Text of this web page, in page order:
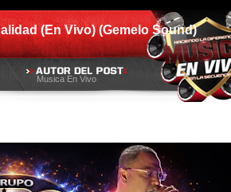
(En Vivo) (Gemelo Sound)
Musica En Vivo